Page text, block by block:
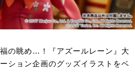
の眺め…！『アズールレーン』大
ション企画のグッズイラストをベ